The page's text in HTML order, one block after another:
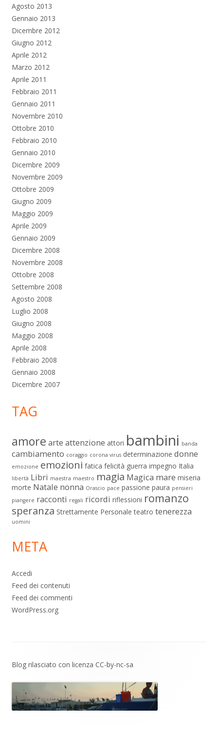
Agosto 2013
Gennaio 2013
Dicembre 2012
Giugno 2012
Aprile 2012
Marzo 2012
Aprile 2011
Febbraio 2011
Gennaio 2011
Novembre 2010
Ottobre 2010
Febbraio 2010
Gennaio 2010
Dicembre 2009
Novembre 2009
Ottobre 2009
Giugno 2009
Maggio 2009
Aprile 2009
Gennaio 2009
Dicembre 2008
Novembre 2008
Ottobre 2008
Settembre 2008
Agosto 2008
Luglio 2008
Giugno 2008
Maggio 2008
Aprile 2008
Febbraio 2008
Gennaio 2008
Dicembre 2007
TAG
amore arte attenzione attori bambini banda
cambiamento coraggio corona virus determinazione donne
emozione emozioni fatica felicità guerra impegno Italia
libertà Libri maestra maestro magia Magica mare miseria
morte Natale nonna Orascio pace passione paura pensieri
piangere racconti regali ricordi riflessioni romanzo
speranza Strettamente Personale teatro tenerezza
uomini
META
Accedi
Feed dei contenuti
Feed dei commenti
WordPress.org
piè
di
pagina
Blog rilasciato con licenza CC-by-nc-sa